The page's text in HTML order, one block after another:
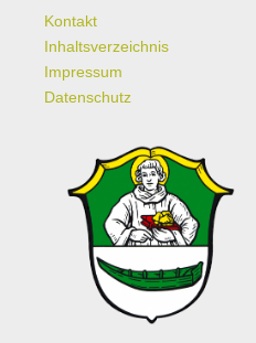
Kontakt
Inhaltsverzeichnis
Impressum
Datenschutz